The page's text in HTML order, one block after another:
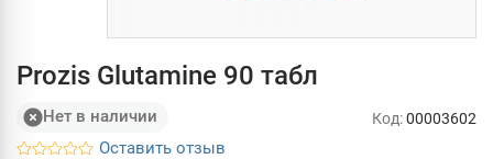
Prozis Glutamine 90 табл
Нет в наличии
Оставить отзыв
Код:00003602